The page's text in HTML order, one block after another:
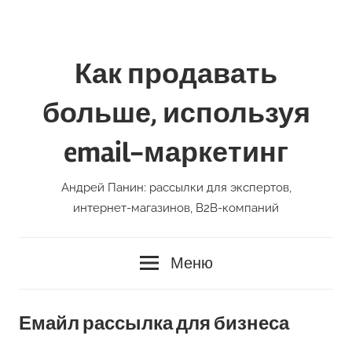
Как продавать
больше, используя
email-маркетинг
Андрей Панин: рассылки для экспертов,
интернет-магазинов, В2В-компаний
Меню
Емайл рассылка для бизнеса